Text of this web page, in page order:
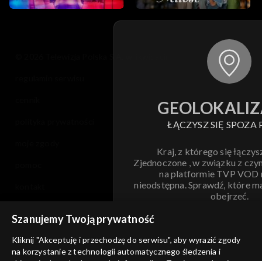
ŁĄCZYSZ SIĘ SPOZA
Kraj, z którego się
Zjednoczone , w związku z
na platformie TVP VOD
nieodstępna. Sprawdź, które
obejrzeć.
informacje o dostawcy usług
Szanujemy Twoją prywatność
Kliknij "Akceptuję i przechodzę do serwisu", aby wyrazić zgody
na korzystanie z technologii automatycznego śledzenia i